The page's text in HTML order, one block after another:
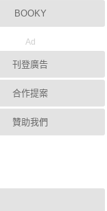
BOOKY
Ad
刊登廣告
合作提案
贊助我們